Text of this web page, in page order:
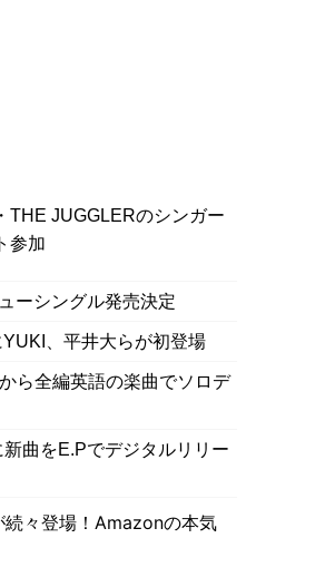
THE JUGGLERのシンガー
参加
ーシングル発売決定
、平井大らが初登場
ら全編英語の楽曲でソロデ
曲をE.Pでデジタルリリー
続々登場！Amazonの本気